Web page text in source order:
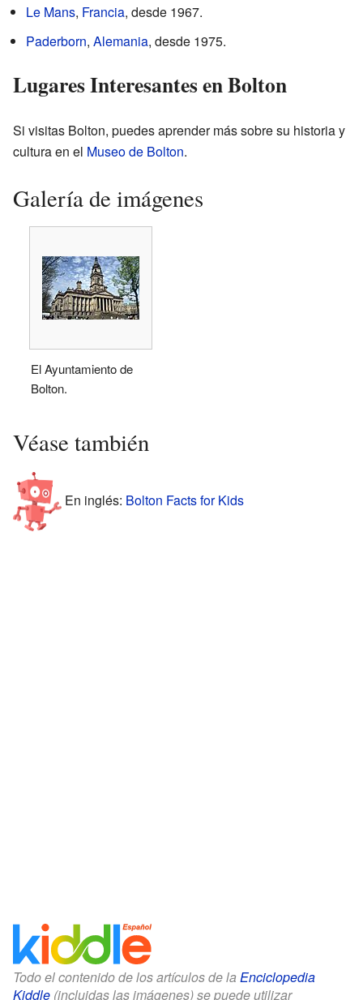
Le Mans, Francia, desde 1967.
Paderborn, Alemania, desde 1975.
Lugares Interesantes en Bolton
Si visitas Bolton, puedes aprender más sobre su historia y
cultura en el Museo de Bolton.
Galería de imágenes
El Ayuntamiento de
Bolton.
Véase también
En inglés: Bolton Facts for Kids
Todo el contenido de los artículos de la Enciclopedia
Kiddle (incluidas las imágenes) se puede utilizar